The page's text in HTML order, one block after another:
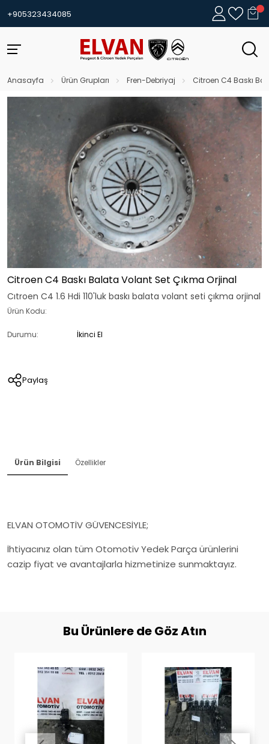
+905323434085
Anasayfa Ürün Grupları Fren-Debriyaj Citroen C4 Baskı
Citroen C4 Baskı Balata Volant Set Çıkma Orjinal
Cıtroen C4 1.6 Hdi 110'luk baskı balata volant seti çıkma orjinal
Ürün Kodu:
Durumu: İkinci El
Paylaş
Ürün Bilgisi Özellikler
ELVAN OTOMOTİV GÜVENCESİYLE;
İhtiyacınız olan tüm Otomotiv Yedek Parça ürünlerini
cazip fiyat ve avantajlarla hizmetinize sunmaktayız.
Bu Ürünlere de Göz Atın